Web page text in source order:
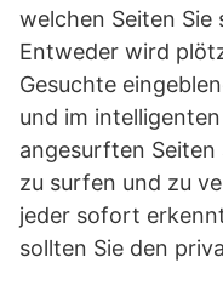
welchen Seiten Sie
Entweder wird
Gesuchte
und im
angesurften Seiten
zu surfen und zu
jeder sofort
sollten Sie den